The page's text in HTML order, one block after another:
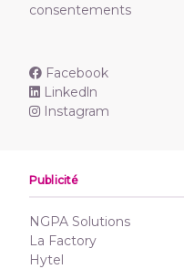
consentements
Facebook
Linkedln
Instagram
Publicité
NGPA Solutions
La Factory
Hytel